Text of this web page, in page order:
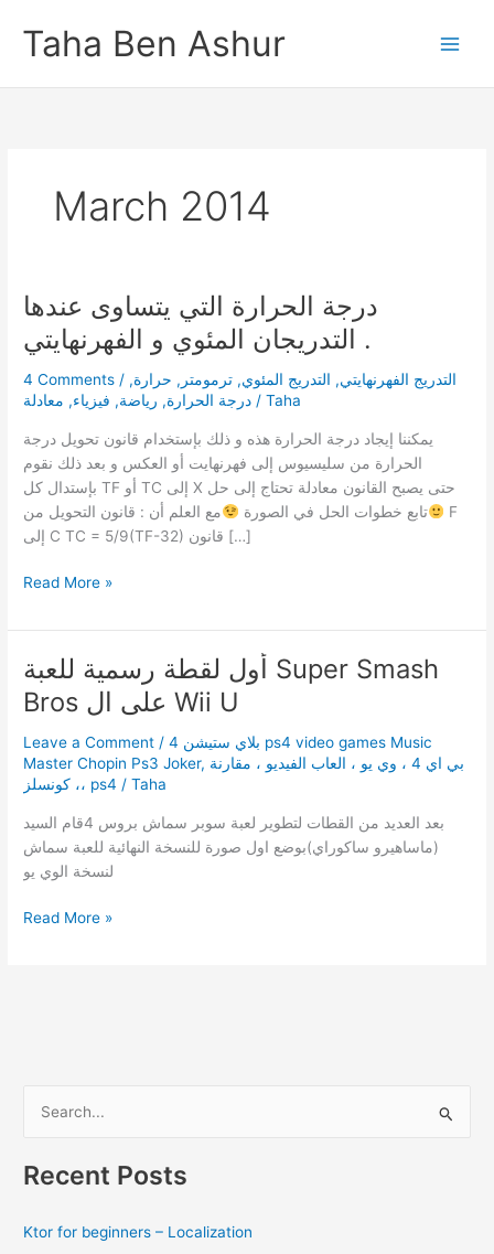
content
Taha Ben Ashur
March 2014
درجة الحرارة التي يتساوى عندها
التدريجان المئوي و الفهرنهايتي .
4 Comments / التدريج الفهرنهايتي, التدريج المئوي, ترمومتر , حرارة,
درجة الحرارة, رياضة, فيزياء, معادلة /Taha
يمكننا إيجاد درجة الحرارة هذه و ذلك بإستخدام قانون تحويل درجة
الحرارة من سليسيوس إلى فهرنهايت أو العكس و بعد ذلك نقوم
بإستدال كل TF أو TC إلى X حتى يصبح القانون معادلة تحتاج إلى حل
تابع خطوات الحل في الصورة
مع العلم أن : قانون التحويل من F
إلى C TC = 5/9(TF-32) قانون […]
درجة
التي
يتساوى
عندها
التدريجان
و
الفهرنهايتي
.
Read More »
أول لقطة رسمية للعبة Super Smash
Bros على ال Wii U
Leave a Comment /بلاي ستيشن 4 ps4 video games Music
Master Chopin Ps3 Joker, بي اي 4 ، وي يو ، العاب الفيديو ، مقارنة
، كونسلز، ps4 /Taha
بعد العديد من القطات لتطوير لعبة سوبر سماش بروس 4قام السيد
(ماساهيرو ساكوراي)بوضع اول صورة للنسخة النهائية للعبة سماش
لنسخة الوي يو
أول
Read More »
rRecent Posts
Ktor for beginners – Localization